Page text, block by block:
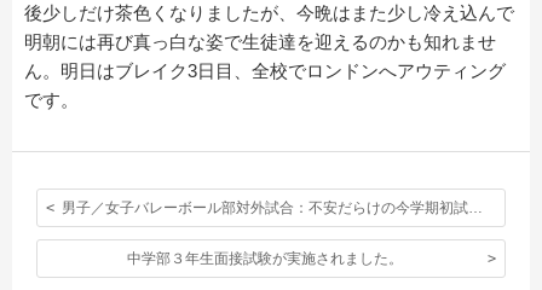
後少しだけ茶色くなりましたが、今晩はまた少し冷え込んで
明朝には再び真っ白な姿で生徒達を迎えるのかも知れませ
ん。明日はブレイク3日目、全校でロンドンへアウティング
です。
中学部３年生面接試験が実施されました。